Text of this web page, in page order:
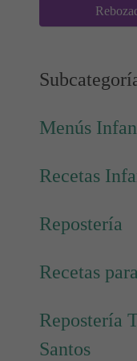
Menús
Recetas
Repostería
Recetas
Repostería
Santos